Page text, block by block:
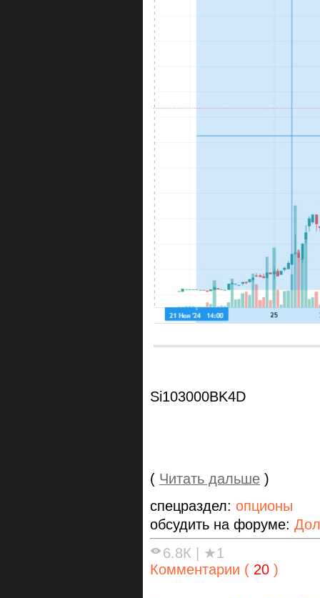
Si103000BK4D
( Читать дальше )
спецраздел: опционы
обсудить на форуме:
6.8К | ★1
Комментарии ( 20 )